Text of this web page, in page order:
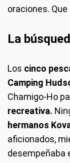
oraciones.
La
Los cinco
Camping
Chamigo-Ho
recreativa.
hermanos
aficionados,
desempeñaba